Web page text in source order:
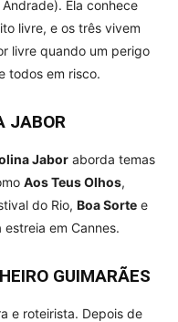
Ela conhece
livre, e os três vivem
livre quando um perigo
todos em risco.
JABOR
Jabor aborda temas
Aos Teus Olhos,
do Rio, Boa Sorte e
em Cannes.
GUIMARÃES
e roteirista. Depois de